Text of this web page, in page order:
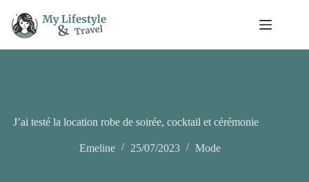
contenu
J’ai testé la location robe de soirée, cocktail et cérémonie
Emeline 25/07/2023 Mode